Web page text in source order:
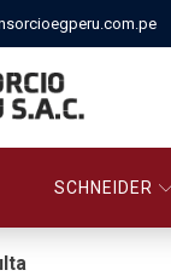
SCHNEIDER